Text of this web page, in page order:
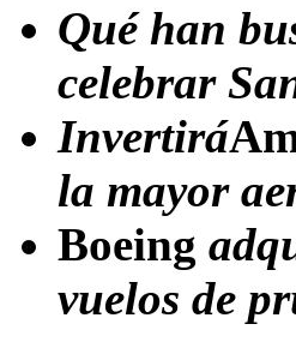
Qué han
celebrar
Invertirá
la mayor
Boeing
vuelos de